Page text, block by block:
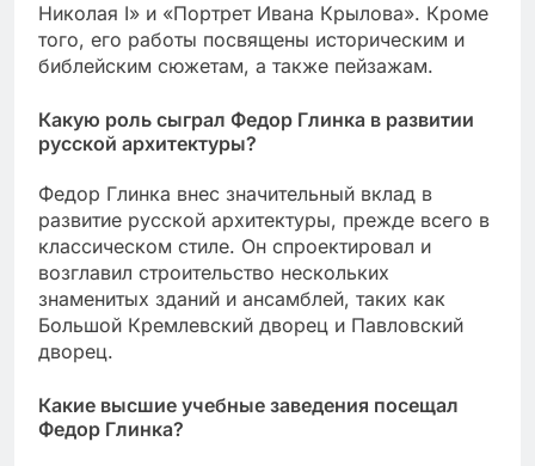
Николая I» и «Портрет Ивана Крылова». Кроме
того, его работы посвящены историческим и
библейским сюжетам, а также пейзажам.
Какую роль сыграл Федор Глинка в развитии
русской архитектуры?
Федор Глинка внес значительный вклад в
развитие русской архитектуры, прежде всего в
классическом стиле. Он спроектировал и
возглавил строительство нескольких
знаменитых зданий и ансамблей, таких как
Большой Кремлевский дворец и Павловский
дворец.
Какие высшие учебные заведения посещал
Федор Глинка?